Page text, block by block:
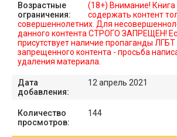
Возрастные
ограничения:
(18+) Внимание!
содержать контент
совершеннолетних. Для
данного контента СТРОГО ЗАПРЕЩЕН!
присутствует наличие пропаганды ЛГБТ
запрещенного контента - просьба
удаления материала.
Дата
добавления:
12 апрель 2021
Количество
просмотров:
144